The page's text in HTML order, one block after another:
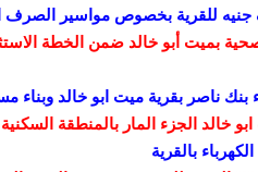
بنك ناصر بقرية ميت ابو خالد وبناء
الجزء المار بالمنطقة السكنية
بالقرية